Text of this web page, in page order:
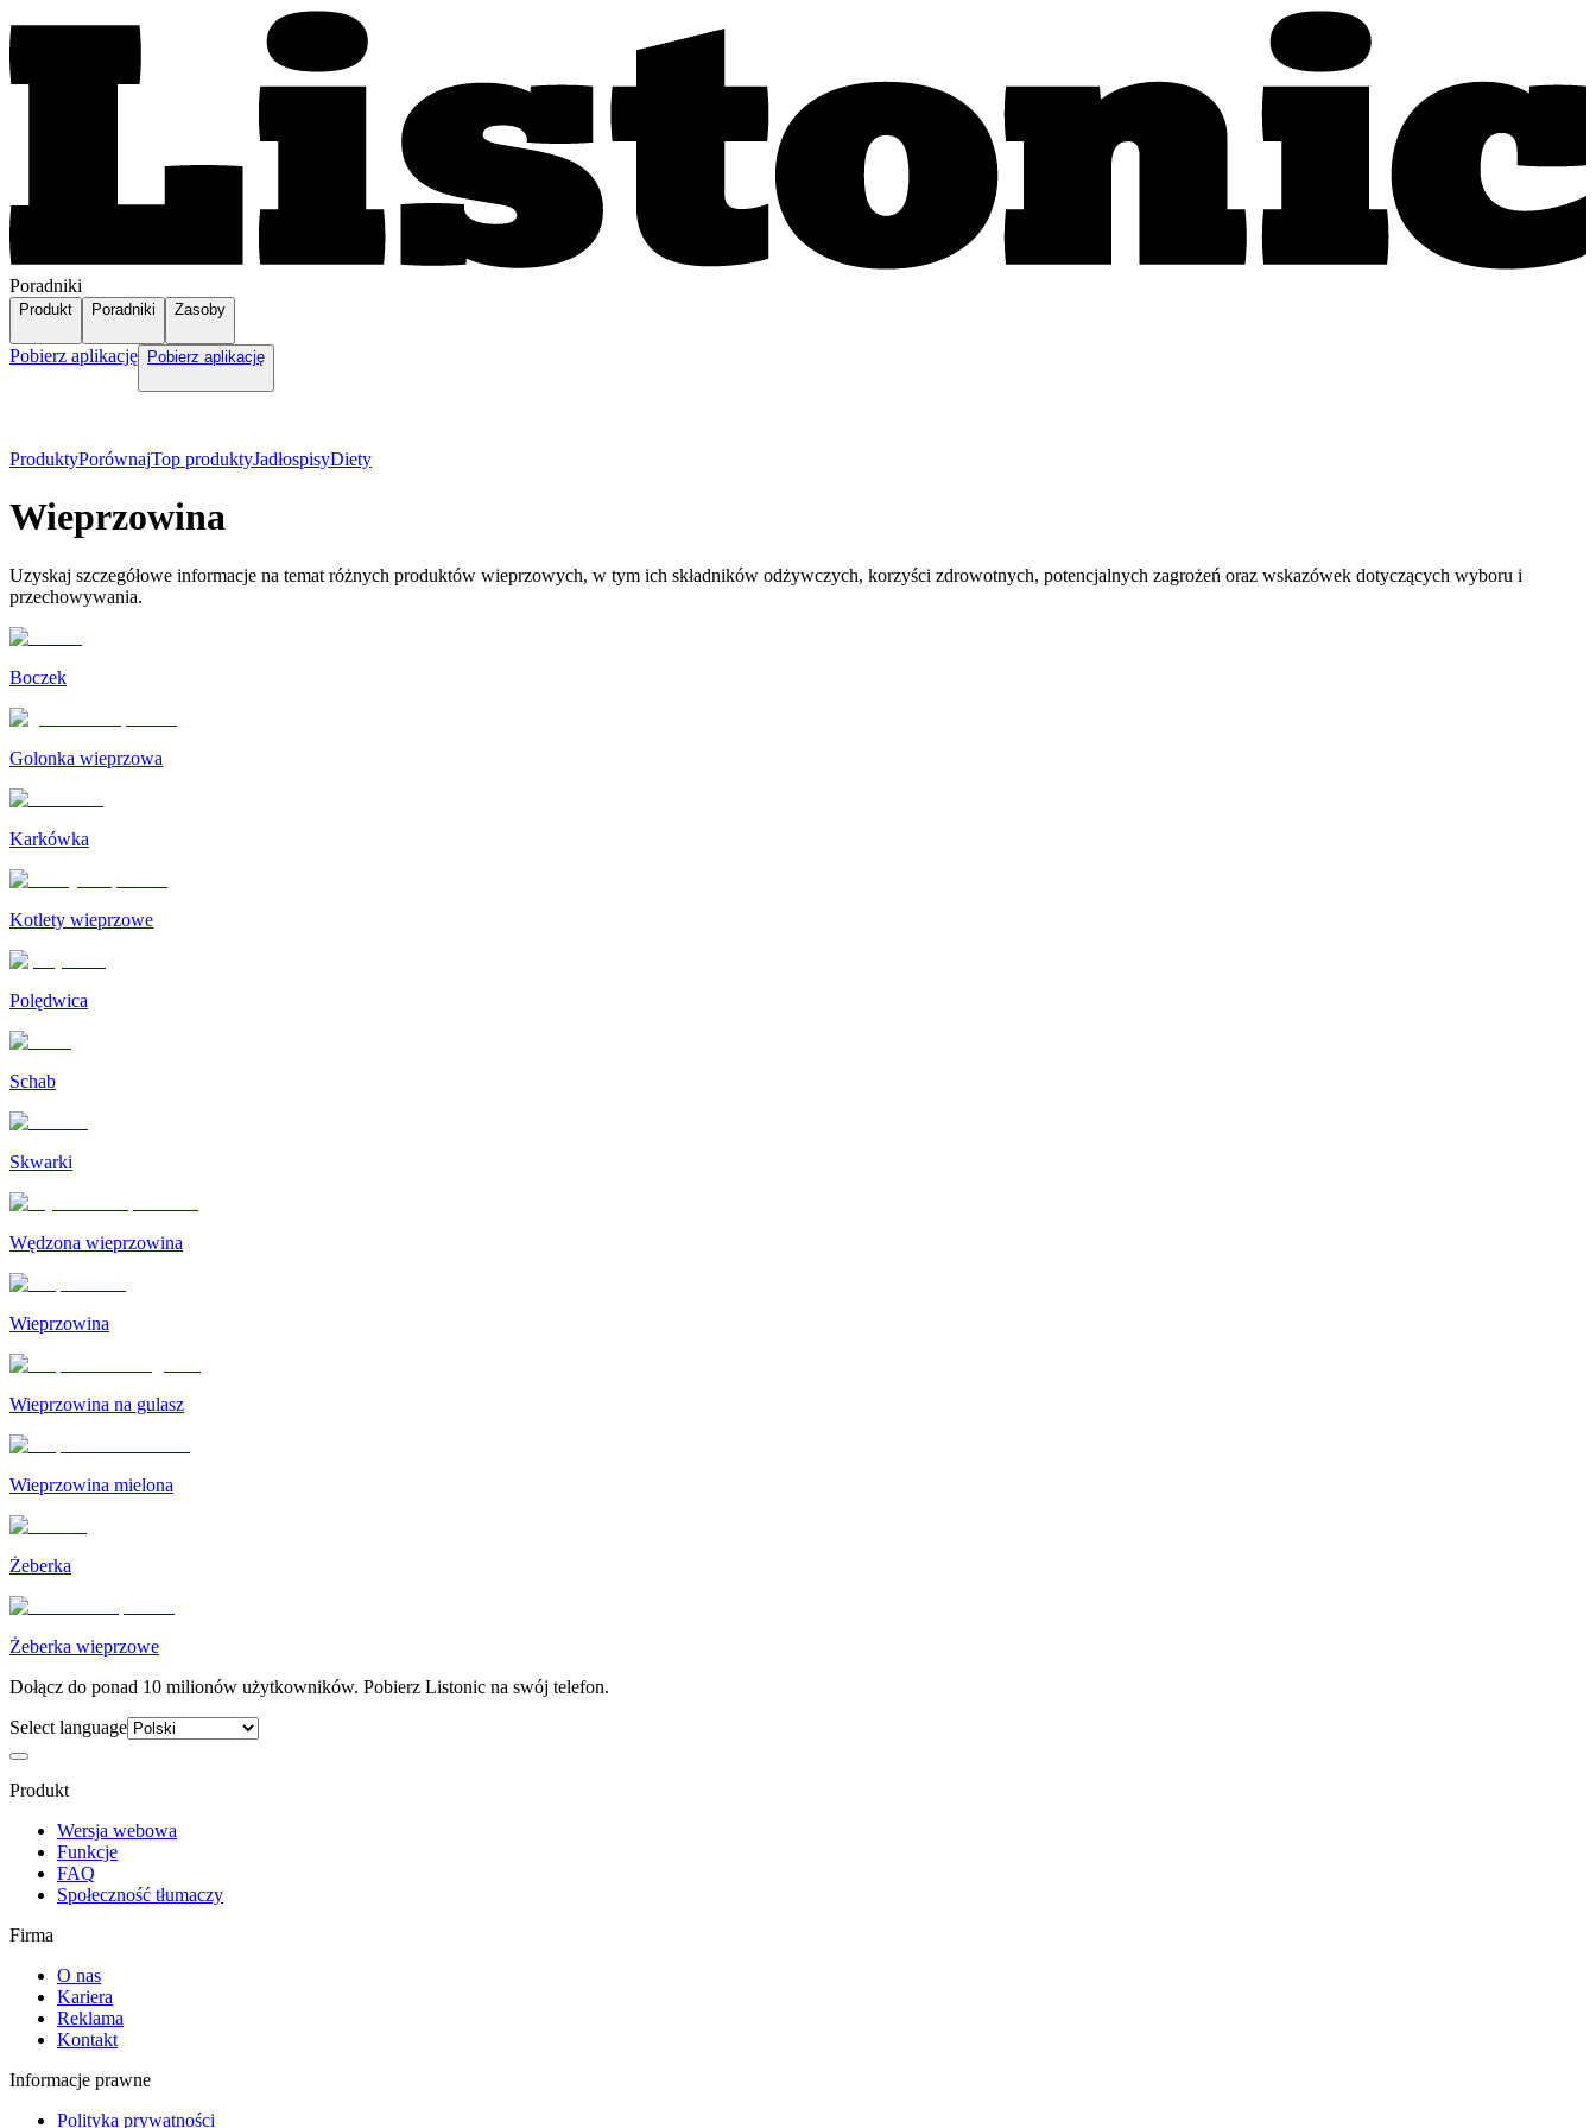
Poradniki
Produkt Poradniki Zasoby
Pobierz aplikację Pobierz aplikację
ProduktyPorównajTop produktyJadłospisyDiety
Wieprzowina
Uzyskaj szczegółowe informacje na temat różnych produktów wieprzowych, w tym ich składników odżywczych, korzyści zdrowotnych, potencjalnych zagrożeń oraz wskazówek dotyczących wyboru i
przechowywania.
Boczek
Golonka wieprzowa
Karkówka
Kotlety wieprzowe
Polędwica
Schab
Skwarki
Wędzona wieprzowina
Wieprzowina
Wieprzowina na gulasz
Wieprzowina mielona
Żeberka
Żeberka wieprzowe
Dołącz do ponad 10 milionów użytkowników. Pobierz Listonic na swój telefon.
Select language
Produkt
Wersja webowa
Funkcje
FAQ
Społeczność tłumaczy
Firma
O nas
Kariera
Reklama
Kontakt
Informacje prawne
Polityka prywatności